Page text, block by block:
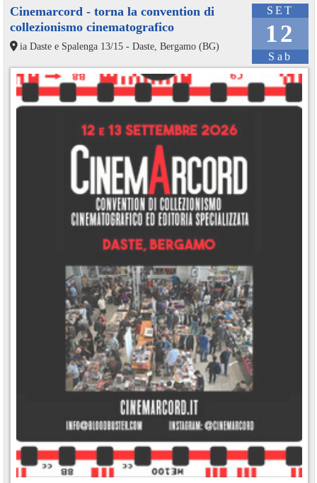
SET
12
Sab
Cinemarcord - torna la convention di
collezionismo cinematografico
ia Daste e Spalenga 13/15 - Daste, Bergamo (BG)